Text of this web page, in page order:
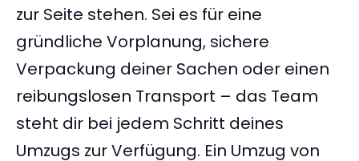
zur Seite stehen. Sei es für eine
gründliche Vorplanung, sichere
Verpackung deiner Sachen oder einen
reibungslosen Transport – das Team
steht dir bei jedem Schritt deines
Umzugs zur Verfügung. Ein Umzug von